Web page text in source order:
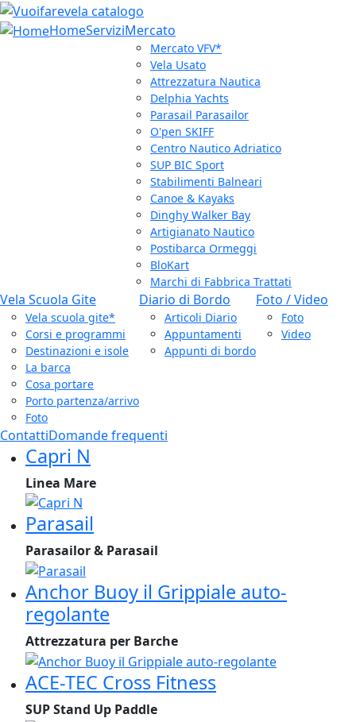
HomeServiziMercato
Mercato VFV*
Vela Usato
Attrezzatura Nautica
Delphia Yachts
Parasail Parasailor
O'pen SKIFF
Centro Nautico Adriatico
SUP BIC Sport
Stabilimenti Balneari
Canoe & Kayaks
Dinghy Walker Bay
Artigianato Nautico
Postibarca Ormeggi
BloKart
Marchi di Fabbrica Trattati
Vela Scuola Gite
Vela scuola gite*
Corsi e programmi
Destinazioni e isole
La barca
Cosa portare
Porto partenza/arrivo
Foto
Diario di Bordo
Articoli Diario
Appuntamenti
Appunti di bordo
Foto / Video
Foto
Video
ContattiDomande frequenti
Capri N
Linea Mare
Parasail
Parasailor & Parasail
Anchor Buoy il Grippiale auto-
regolante
Attrezzatura per Barche
ACE-TEC Cross Fitness
SUP Stand Up Paddle